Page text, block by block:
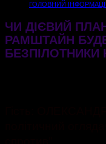
ГОЛОВНИЙ
ЧИ ДІЄВИЙ
РАМШТАЙН
БЕЗПІЛОТНИКИ